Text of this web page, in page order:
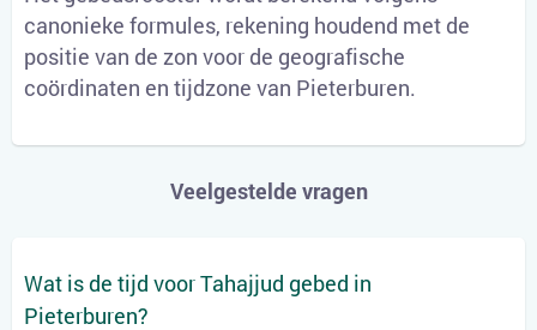
canonieke formules, rekening houdend met de
positie van de zon voor de geografische
coördinaten en tijdzone van Pieterburen.
Veelgestelde vragen
Wat is de tijd voor Tahajjud gebed in
Pieterburen?